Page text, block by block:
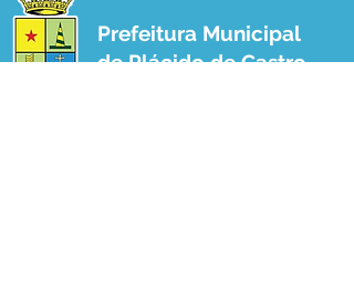
Prefeitura Municipal
de Plácido de Castro